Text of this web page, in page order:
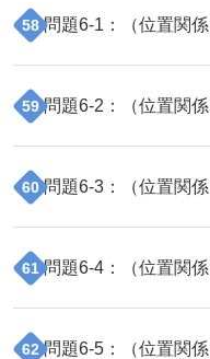
58 問題6-1 ：（位置関係
59 問題6-2 ：（位置関係
60 問題6-3 ：（位置関係
61 問題6-4 ：（位置関係
62 問題6-5 ：（位置関係